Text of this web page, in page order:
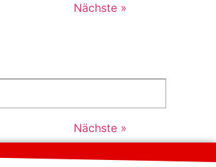
Nächste »
Nächste »